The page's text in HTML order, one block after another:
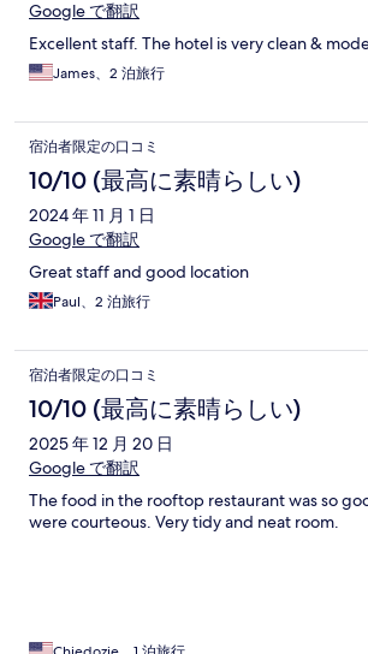
Google で翻訳
Excellent staff. The hotel is very clean &
James、2 泊旅行
宿泊者限定の口コミ
10/10 (最高に素晴らしい)
2024 年 11 月 1 日
Google で翻訳
Great staff and good location
Paul、2 泊旅行
宿泊者限定の口コミ
10/10 (最高に素晴らしい)
2025 年 12 月 20 日
Google で翻訳
The food in the rooftop restaurant was so
were courteous. Very tidy and neat room.